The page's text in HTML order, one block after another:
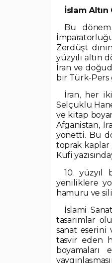
İslam Altın
Bu dönem
Zerdüşt
yüzyılı altın
İran ve
bir Türk-
İran, her
Selçuklu
ve kitap
Afganistan,
yönetti. Bu
toprak kaplar
Kufi
10. yüzyıl
yeniliklere
hamuru ve
İslami
tasarımlar
sanat eserini
tasvir eden